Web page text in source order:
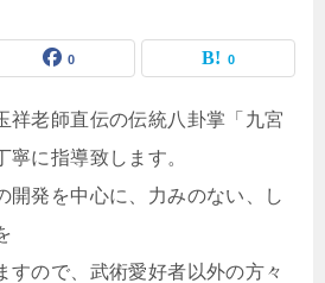
0 0
祥老師直伝の伝統八卦掌「九宮
寧に指導致します。
開発を中心に、力みのない、し
すので、武術愛好者以外の方々